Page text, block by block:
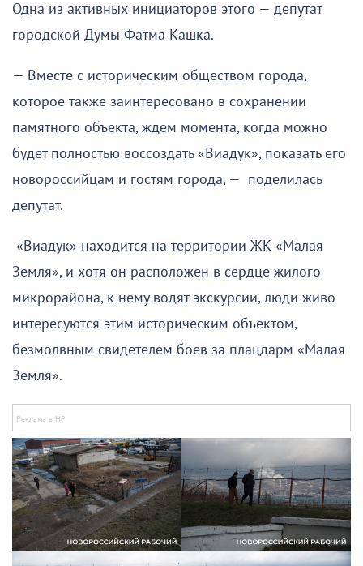
Одна из активных инициаторов этого — депутат
городской Думы Фатма Кашка.
— Вместе с историческим обществом города,
которое также заинтересовано в сохранении
памятного объекта, ждем момента, когда можно
будет полностью воссоздать «Виадук», показать его
новороссийцам и гостям города, — поделилась
депутат.
«Виадук» находится на территории ЖК «Малая
Земля», и хотя он расположен в сердце жилого
микрорайона, к нему водят экскурсии, люди живо
интересуются этим историческим объектом,
безмолвным свидетелем боев за плацдарм «Малая
Земля».